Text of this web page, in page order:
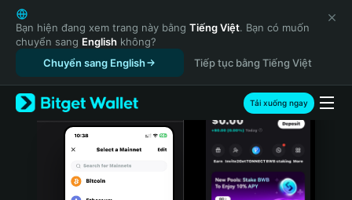
English
日本語
Tiếng Việt
Русский
Español (Latinoamérica)
Türkçe
Italiano
Bạn hiện đang xem trang này bằng Tiếng Việt. Bạn có muốn
chuyển sang English không?
Chuyển sang English
Tiếp tục bằng Tiếng Việt
Tải xuống ngay